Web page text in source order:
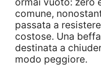
comune,
passata a
costose. Una
destinata a
modo peggiore.